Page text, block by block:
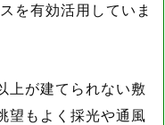
を有効活用していま
上が建てられない敷
望もよく採光や通風